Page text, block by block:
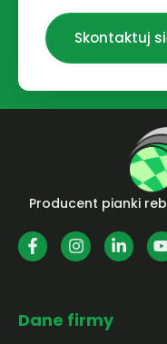
Skontaktuj
Producent pianki
Dane firmy